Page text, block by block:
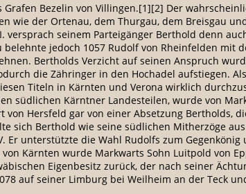
Grafen Bezelin von Villingen.[1][2] Der
wie der Ortenau, dem Thurgau, dem Breisgau
versprach seinem Parteigänger Berthold denn
belehnte jedoch 1057 Rudolf von Rheinfelden mit
Bertholds Verzicht auf seinen Anspruch
die Zähringer in den Hochadel aufstiegen.
Titeln in Kärnten und Verona wirklich
südlichen Kärntner Landesteilen, wurde von
von Hersfeld gar von einer Absetzung Bertholds,
sich Berthold wie seine südlichen Mitherzöge
Er unterstützte die Wahl Rudolfs zum
Kärnten wurde Markwarts Sohn Luitpold von
Eigenbesitz zurück, der nach seiner
auf seiner Limburg bei Weilheim an der Teck